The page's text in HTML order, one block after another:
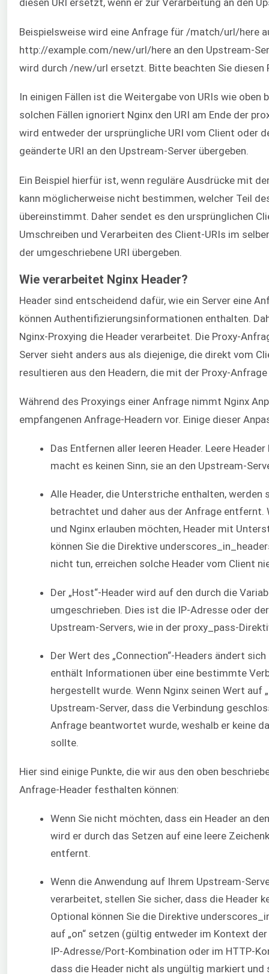
diesen URI ersetzt, wenn er zur Verarbeitung an den
Beispielsweise wird eine Anfrage für /match/url/here
http://example.com/new/url/here an den Upstream-
wird durch /new/url ersetzt. Bitte beachten Sie diesen
In einigen Fällen ist die Weitergabe von URIs wie oben
solchen Fällen ignoriert Nginx den URI am Ende der
wird entweder der ursprüngliche URI vom Client oder
geänderte URI an den Upstream-Server übergeben.
Ein Beispiel hierfür ist, wenn reguläre Ausdrücke mit
kann möglicherweise nicht bestimmen, welcher Teil
übereinstimmt. Daher sendet es den ursprünglichen
Umschreiben und Verarbeiten des Client-URIs im
der umgeschriebene URI übergeben.
Wie verarbeitet Nginx Header?
Header sind entscheidend dafür, wie ein Server eine
können Authentifizierungsinformationen enthalten.
Nginx-Proxying die Header verarbeitet. Die Proxy-
Server sieht anders aus als diejenige, die direkt vom
resultieren aus den Headern, die mit der Proxy-
Während des Proxyings einer Anfrage nimmt Nginx
empfangenen Anfrage-Headern vor. Einige dieser
Das Entfernen aller leeren Header. Leere
macht es keinen Sinn, sie an den Upstream-
Alle Header, die Unterstriche enthalten,
betrachtet und daher aus der Anfrage entfernt.
und Nginx erlauben möchten, Header mit
können Sie die Direktive
nicht tun, erreichen solche Header vom Client
Der „Host“-Header wird auf den durch die
umgeschrieben. Dies ist die IP-Adresse oder
Upstream-Servers, wie in der proxy_pass-
Der Wert des „Connection“-Headers ändert
enthält Informationen über eine bestimmte
hergestellt wurde. Wenn Nginx seinen Wert auf
Upstream-Server, dass die Verbindung
Anfrage beantwortet wurde, weshalb er keine
sollte.
Hier sind einige Punkte, die wir aus den oben
Anfrage-Header festhalten können:
Wenn Sie nicht möchten, dass ein Header an
wird er durch das Setzen auf eine leere
entfernt.
Wenn die Anwendung auf Ihrem Upstream-
verarbeitet, stellen Sie sicher, dass die Header
Optional können Sie die Direktive
auf „on“ setzen (gültig entweder im Kontext
IP-Adresse/Port-Kombination oder im HTTP-
dass die Header nicht als ungültig markiert